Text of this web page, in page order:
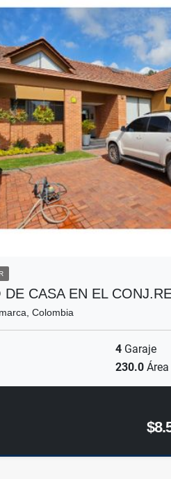
DE CASA EN EL
Colombia
4 Garaje
230.0